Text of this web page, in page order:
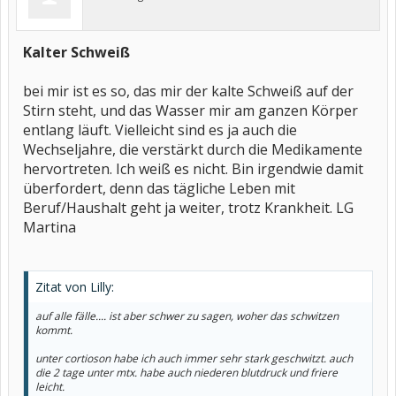
Autoimmunkrankheit - das ist sehr anstrengend für deinen Körper -
du musst auch einfach etwas mehr Ruhe einplanen als früher ...
Rosarot
Kalter Schweiß
bei mir ist es so, das mir der kalte Schweiß auf der
Stirn steht, und das Wasser mir am ganzen Körper
entlang läuft. Vielleicht sind es ja auch die
Wechseljahre, die verstärkt durch die Medikamente
hervortreten. Ich weiß es nicht. Bin irgendwie damit
überfordert, denn das tägliche Leben mit
Beruf/Haushalt geht ja weiter, trotz Krankheit. LG
Martina
Zitat von Lilly:
auf alle fälle.... ist aber schwer zu sagen, woher das schwitzen
kommt.
unter cortioson habe ich auch immer sehr stark geschwitzt. auch
die 2 tage unter mtx. habe auch niederen blutdruck und friere
leicht.